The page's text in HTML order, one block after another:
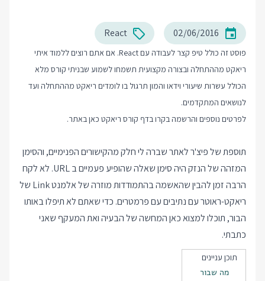
02/06/2016
React
פוסט זה כולל טיפ קצר לעבודה עם React. אם אתם רוצים ללמוד איתי
ריאקט מההתחלה ובצורה מקצועית תשמחו לשמוע שבניתי קורס מלא
הכולל עשרות שיעורי וידאו והמון תרגול בו לומדים ריאקט מההתחלה ועד
לנושאים המתקדמים.
לפרטים נוספים והרשמה בקרו בדף קורס ריאקט כאן באתר.
תוספת של פיצ'ר לאתר שברה לי חלק מהקישורים הפנימיים, והסימן
המזהה של הנזק היה סימן שאלה שהופיע פעמיים ב URL. לא לקח
הרבה זמן להבין שהאשמה בהתמודדות מוזרה של אלמנט Link של
ריאקט-ראוטר עם נתיבים עם פרמטרים. כדי שאתם לא תיפלו באותו
הבור, תוכלו למצוא כאן המחשה של הבעיה ואת המעקף שאני
כתבתי.
תוכן עניינים
מה שבור